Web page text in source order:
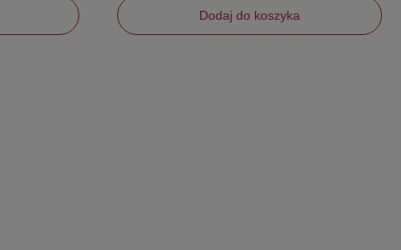
Dodaj do koszyka